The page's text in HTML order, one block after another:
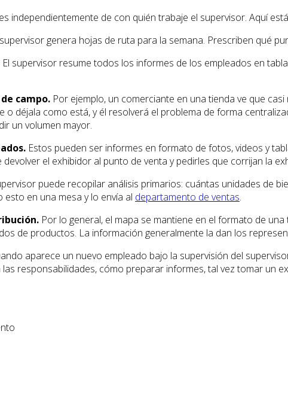
independientemente de con quién trabaje el supervisor. Aquí
genera hojas de ruta para la semana. Prescriben qué
El supervisor resume todos los informes de los empleados en
campo. Por ejemplo, un comerciante en una tienda ve que
o déjala como está, y él resolverá el problema de forma
un volumen mayor.
Estos pueden ser informes en formato de fotos, videos y
el exhibidor al punto de venta y pedirles que corrijan la
puede recopilar análisis primarios: cuántas unidades de
en una mesa y lo envía al departamento de ventas.
Por lo general, el mapa se mantiene en el formato de
de productos. La información generalmente la dan los
aparece un nuevo empleado bajo la supervisión del
responsabilidades, cómo preparar informes, tal vez tomar un